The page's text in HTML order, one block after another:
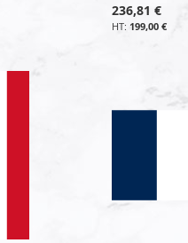
236,81 €
199,00 €